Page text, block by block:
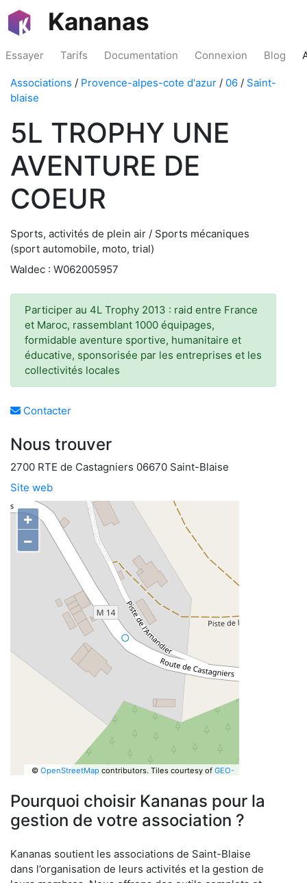
Kananas
Essayer Tarifs Documentation Connexion Blog
Associations / Provence-alpes-cote d'azur / 06 / Saint-
blaise
5L TROPHY UNE
AVENTURE DE
COEUR
Sports, activités de plein air / Sports mécaniques
(sport automobile, moto, trial)
Waldec : W062005957
Participer au 4L Trophy 2013 : raid entre France
et Maroc, rassemblant 1000 équipages,
formidable aventure sportive, humanitaire et
éducative, sponsorisée par les entreprises et les
collectivités locales
Contacter
Nous trouver
2700 RTE de Castagniers 06670 Saint-Blaise
Site web
+
−
© OpenStreetMapcontributors. Tiles courtesy of GEO-
Pourquoi choisir Kananas pour la
gestion de votre association ?
Kananas soutient les associations de Saint-Blaise
dans l’organisation de leurs activités et la gestion de